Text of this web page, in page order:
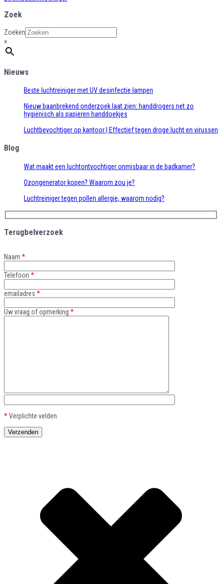
Zoek
Zoeken
×
Nieuws
Beste luchtreiniger met UV desinfectie lampen
Nieuw baanbrekend onderzoek laat zien: handdrogers net zo
hygiënisch als papieren handdoekjes
Luchtbevochtiger op kantoor | Effectief tegen droge lucht en virussen
Blog
Wat maakt een luchtontvochtiger onmisbaar in de badkamer?
Ozongenerator kopen? Waarom zou je?
Luchtreiniger tegen pollen allergie, waarom nodig?
Terugbelverzoek
Naam *
Telefoon *
emailadres *
Uw vraag of opmerking *
*Verplichte velden